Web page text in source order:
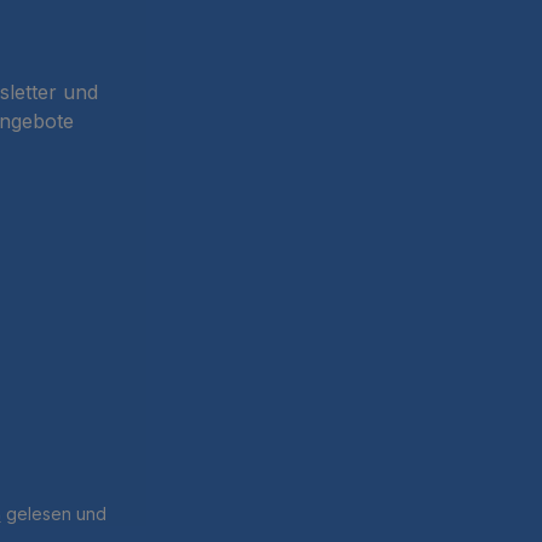
und
gelesen und